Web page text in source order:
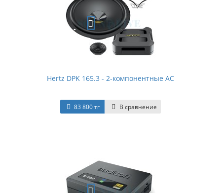
Hertz DPK 165.3 - 2-компонентные АС
83 800 тг В сравнение